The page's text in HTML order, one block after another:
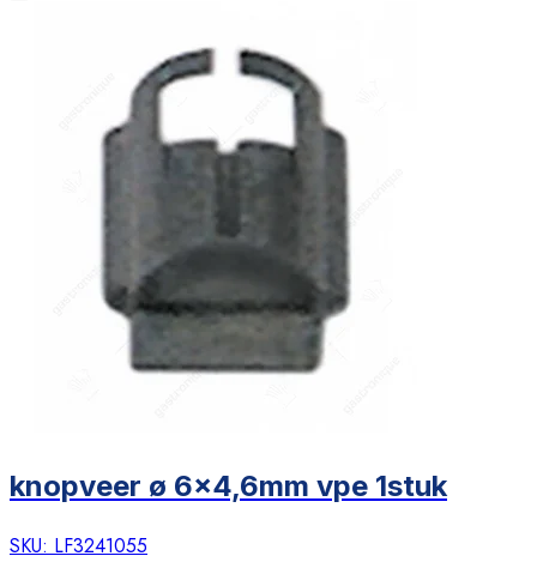
knopveer ø 6x4,6mm vpe 1stuk
SKU: LF3241055